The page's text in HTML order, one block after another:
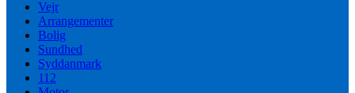
Vejr
Arrangementer
Bolig
Sundhed
Syddanmark
112